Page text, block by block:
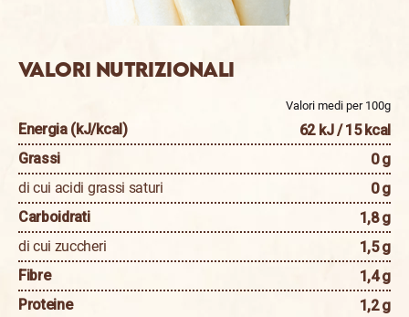
Valori nutrizionali
Valori medi per 100g
Energia (kJ/kcal)
62 kJ / 15 kcal
Grassi
0 g
di cui acidi grassi saturi
0 g
Carboidrati
1,8 g
di cui zuccheri
1,5 g
Fibre
1,4 g
Proteine
1,2 g